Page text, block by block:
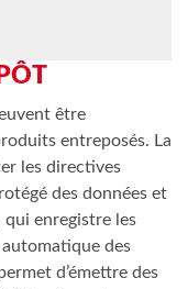
être
entreposés. La
les directives
des données et
enregistre les
des
d’émettre des